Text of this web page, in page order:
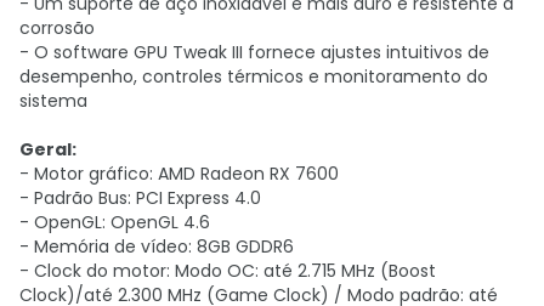
corrosão
- O software GPU Tweak III fornece ajustes intuitivos de
desempenho, controles térmicos e monitoramento do
sistema
Geral:
- Motor gráfico: AMD Radeon RX 7600
- Padrão Bus: PCI Express 4.0
- OpenGL: OpenGL 4.6
- Memória de vídeo: 8GB GDDR6
- Clock do motor: Modo OC: até 2.715 MHz (Boost
Clock)/até 2.300 MHz (Game Clock) / Modo padrão: até